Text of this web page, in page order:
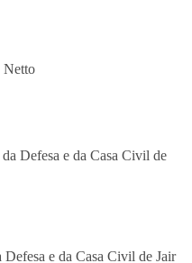
e da Casa Civil de Jair